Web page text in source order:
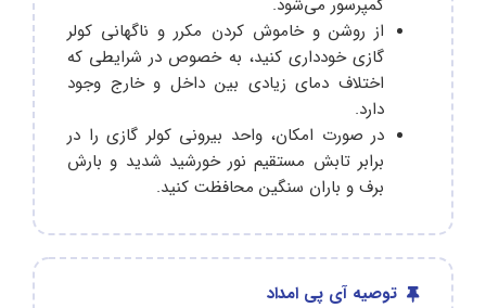
از روشن و خاموش کردن مکرر و ناگهانی کولر
گازی خودداری کنید، به خصوص در شرایطی که
اختلاف دمای زیادی بین داخل و خارج وجود
دارد.
در صورت امکان، واحد بیرونی کولر گازی را در
برابر تابش مستقیم نور خورشید شدید و بارش
برف و باران سنگین محافظت کنید.
توصیه آی پی امداد